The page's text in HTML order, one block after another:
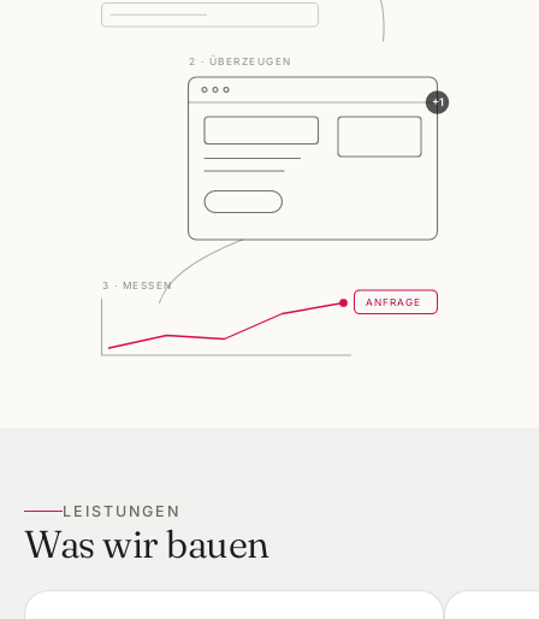
2 · ÜBERZEUGEN
+1
3 · MESSEN
ANFRAGE
LEISTUNGEN
Was wir bauen